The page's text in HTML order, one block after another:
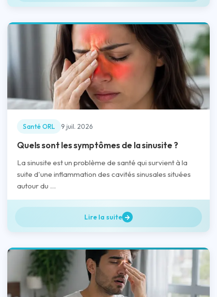
Santé ORL 9 juil. 2026
Quels sont les symptômes de la sinusite ?
La sinusite est un problème de santé qui survient à la
suite d'une inflammation des cavités sinusales situées
autour du ...
Lire la suite